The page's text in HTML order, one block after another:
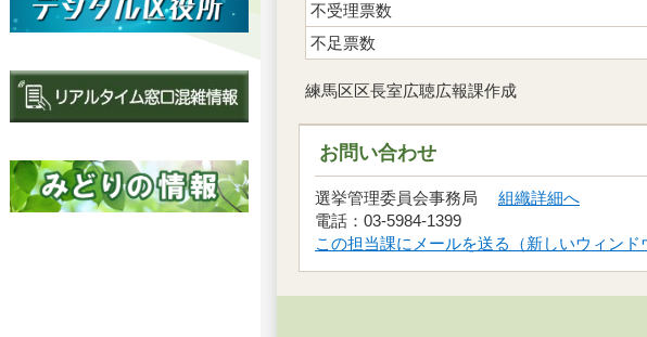
不受理票数
不足票数
練馬区区長室広聴広報課作成
お問い合わせ
選挙管理委員会事務局 組織詳細へ
電話：03-5984-1399
この担当課にメールを送る（新しいウィンド